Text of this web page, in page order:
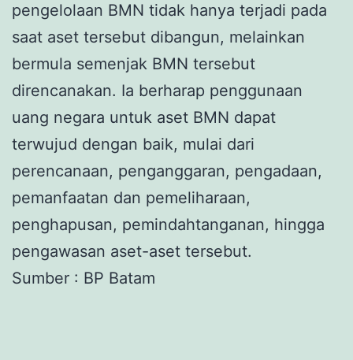
pengelolaan BMN tidak hanya terjadi pada
saat aset tersebut dibangun, melainkan
bermula semenjak BMN tersebut
direncanakan. Ia berharap penggunaan
uang negara untuk aset BMN dapat
terwujud dengan baik, mulai dari
perencanaan, penganggaran, pengadaan,
pemanfaatan dan pemeliharaan,
penghapusan, pemindahtanganan, hingga
pengawasan aset-aset tersebut.
Sumber : BP Batam